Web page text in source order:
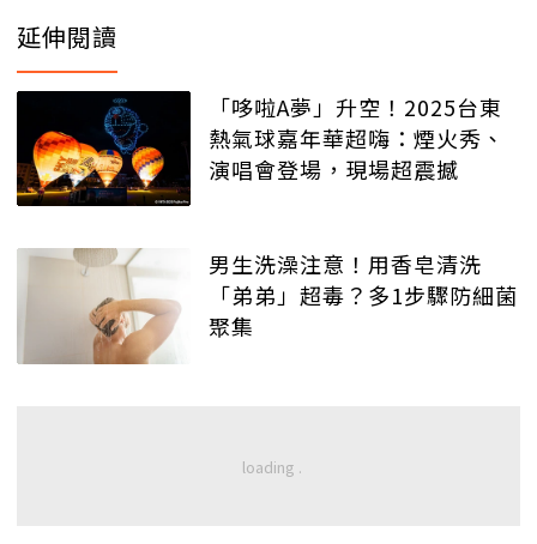
延伸閱讀
「哆啦A夢」升空！2025台東
熱氣球嘉年華超嗨：煙火秀、
演唱會登場，現場超震撼
男生洗澡注意！用香皂清洗
「弟弟」超毒？多1步驟防細菌
聚集